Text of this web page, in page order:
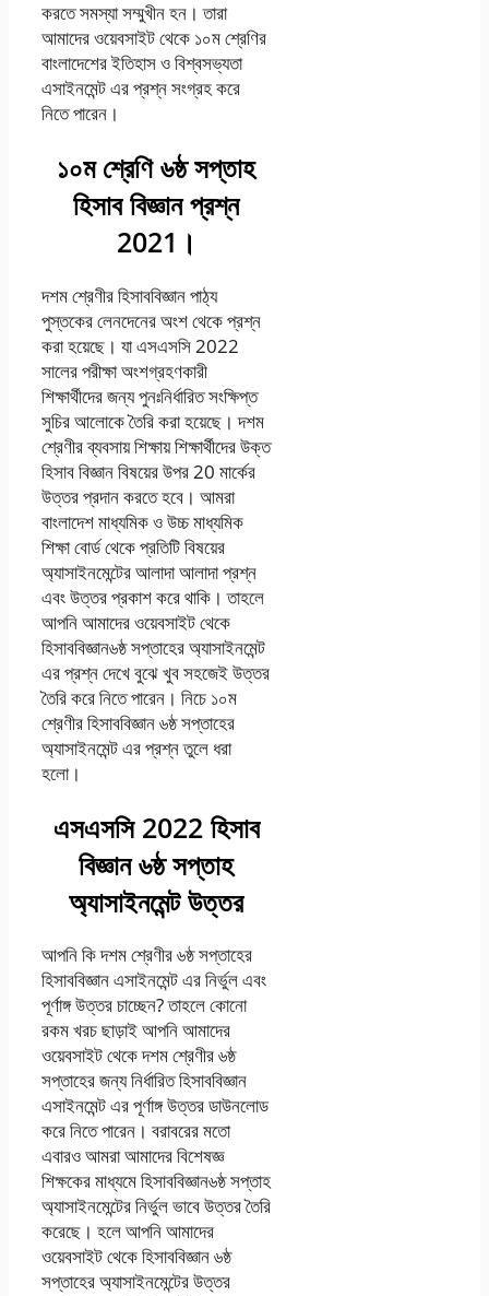
করতে সমস্যা সম্মুখীন হন। তারা
আমাদের ওয়েবসাইট থেকে ১০ম শ্রেণির
বাংলাদেশের ইতিহাস ও বিশ্বসভ্যতা
এসাইনমেন্ট এর প্রশ্ন সংগ্রহ করে
নিতে পারেন।
১০ম শ্রেণি ৬ষ্ঠ সপ্তাহ
হিসাব বিজ্ঞান প্রশ্ন
2021।
দশম শ্রেণীর হিসাববিজ্ঞান পাঠ্য
পুস্তকের লেনদেনের অংশ থেকে প্রশ্ন
করা হয়েছে। যা এসএসসি 2022
সালের পরীক্ষা অংশগ্রহণকারী
শিক্ষার্থীদের জন্য পুনঃনির্ধারিত সংক্ষিপ্ত
সুচির আলোকে তৈরি করা হয়েছে। দশম
শ্রেণীর ব্যবসায় শিক্ষায় শিক্ষার্থীদের উক্ত
হিসাব বিজ্ঞান বিষয়ের উপর 20 মার্কের
উত্তর প্রদান করতে হবে। আমরা
বাংলাদেশ মাধ্যমিক ও উচ্চ মাধ্যমিক
শিক্ষা বোর্ড থেকে প্রতিটি বিষয়ের
অ্যাসাইনমেন্টের আলাদা আলাদা প্রশ্ন
এবং উত্তর প্রকাশ করে থাকি। তাহলে
আপনি আমাদের ওয়েবসাইট থেকে
হিসাববিজ্ঞান৬ষ্ঠ সপ্তাহের অ্যাসাইনমেন্ট
এর প্রশ্ন দেখে বুঝে খুব সহজেই উত্তর
তৈরি করে নিতে পারেন। নিচে ১০ম
শ্রেণীর হিসাববিজ্ঞান ৬ষ্ঠ সপ্তাহের
অ্যাসাইনমেন্ট এর প্রশ্ন তুলে ধরা
হলো।
এসএসসি 2022 হিসাব
বিজ্ঞান ৬ষ্ঠ সপ্তাহ
অ্যাসাইনমেন্ট উত্তর
আপনি কি দশম শ্রেণীর ৬ষ্ঠ সপ্তাহের
হিসাববিজ্ঞান এসাইনমেন্ট এর নির্ভুল এবং
পূর্ণাঙ্গ উত্তর চাচ্ছেন? তাহলে কোনো
রকম খরচ ছাড়াই আপনি আমাদের
ওয়েবসাইট থেকে দশম শ্রেণীর ৬ষ্ঠ
সপ্তাহের জন্য নির্ধারিত হিসাববিজ্ঞান
এসাইনমেন্ট এর পূর্ণাঙ্গ উত্তর ডাউনলোড
করে নিতে পারেন। বরাবরের মতো
এবারও আমরা আমাদের বিশেষজ্ঞ
শিক্ষকের মাধ্যমে হিসাববিজ্ঞান৬ষ্ঠ সপ্তাহ
অ্যাসাইনমেন্টের নির্ভুল ভাবে উত্তর তৈরি
করেছে। হলে আপনি আমাদের
ওয়েবসাইট থেকে হিসাববিজ্ঞান ৬ষ্ঠ
সপ্তাহের অ্যাসাইনমেন্টের উত্তর